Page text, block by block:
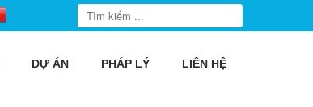
DỰ ÁN PHÁP LÝ LIÊN HỆ